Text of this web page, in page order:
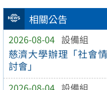
相關公告
2026-08-04 設備組
慈濟大學辦理「社會
討會」